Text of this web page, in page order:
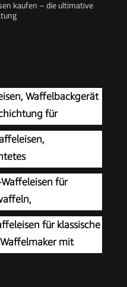
kaufen – die ultimative
Waffelbackgerät
für
platzsparend
Leistung,
klassische
im Slim-Design,
WA 2106
für
Backampel &
für
& Weihnachten,
für klassische
mit